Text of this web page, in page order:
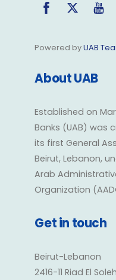
Powered byUAB
About UAB
Established on
Banks (UAB) was
its first General
Beirut, Lebanon,
Arab
Organization
Get in touch
Beirut-Lebanon
2416-11 Riad El Soleh